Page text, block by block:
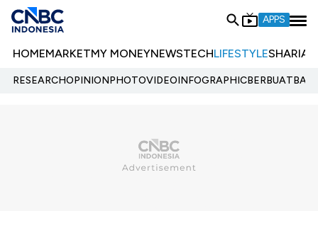
APPS
HOMEMARKETMY MONEYNEWSTECHLIFESTYLESHARIA
RESEARCHOPINIONPHOTOVIDEOINFOGRAPHIC